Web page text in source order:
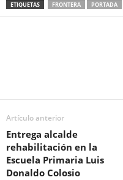
ETIQUETAS FRONTERA PORTADA
Artículo anterior
Entrega alcalde
rehabilitación en la
Escuela Primaria Luis
Donaldo Colosio